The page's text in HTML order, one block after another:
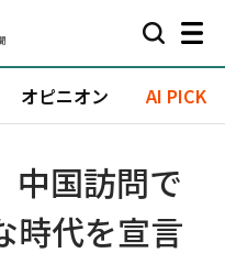
オピニオン AI PICK
中国訪問で
時代を宣言